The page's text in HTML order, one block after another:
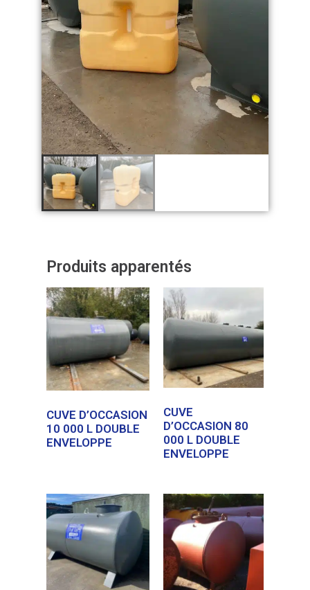
Produits apparentés
CUVE D’OCCASION
10 000 L DOUBLE
ENVELOPPE
CUVE
D’OCCASION 80
000 L DOUBLE
ENVELOPPE